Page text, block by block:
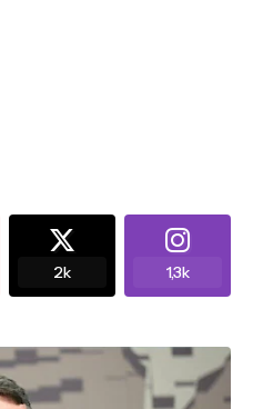
2k 1,3k